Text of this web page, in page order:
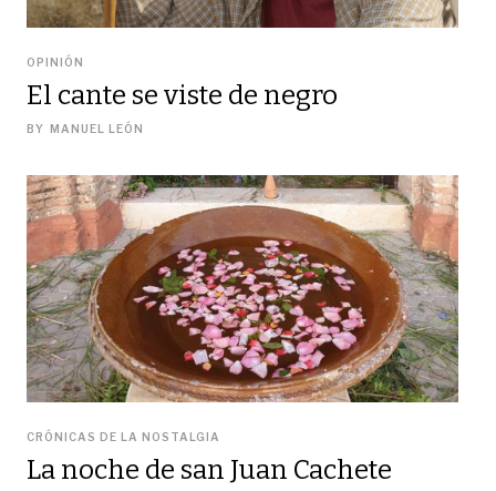
OPINIÓN
El cante se viste de negro
BY MANUEL LEÓN
CRÓNICAS DE LA NOSTALGIA
La noche de san Juan Cachete